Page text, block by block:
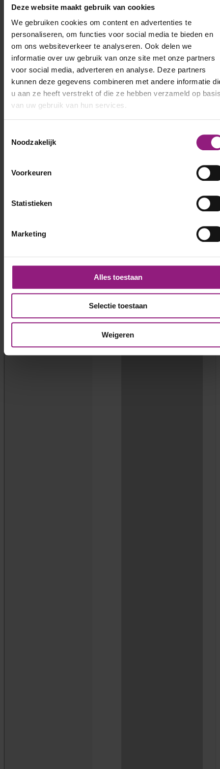
Deze website maakt gebruik van cookies
We gebruiken cookies om content en advertenties te
personaliseren, om functies voor social media te bieden en
om ons websiteverkeer te analyseren. Ook delen we
informatie over uw gebruik van onze site met onze partners
voor social media, adverteren en analyse. Deze partners
kunnen deze gegevens combineren met andere informatie
u aan ze heeft verstrekt of die ze hebben verzameld op
van uw gebruik van hun services.
Noodzakelijk
Voorkeuren
Statistieken
Marketing
Alles toestaan
Selectie toestaan
Weigeren
Ontvang kansen